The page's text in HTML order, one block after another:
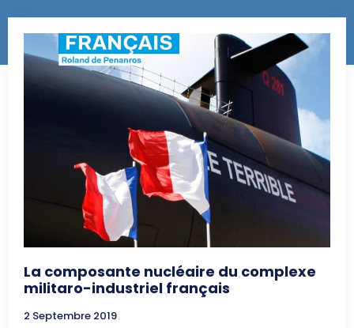
La composante nucléaire du complexe
militaro-industriel français
2 Septembre 2019